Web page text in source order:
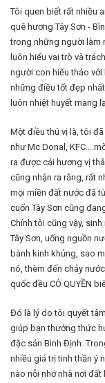
Tôi quen biết rất nhiều
quê hương Tây Sơn -
trong những người làm
luôn hiểu vai trò và
người con hiếu thảo
những điều tốt đẹp
luôn nhiệt huyết mang
Một điều thú vị là, tôi
như Mc Donal,
ra được cái hương vị
cũng nhận ra rằng, rất
mọi miền đất nước đã
cuốn Tây Sơn cũng
Chính tôi cũng vậy, sinh
Tây Sơn, uống nguồn
bánh kinh khủng, sao
nó, thèm đến chảy
quốc đều CÓ QUYỀN
Đó là lý do tôi quyết
giúp bạn thưởng thức
đặc sản Bình Định.
nhiều giá trị tinh thần ý
nào nỗi nhớ nhà nơi